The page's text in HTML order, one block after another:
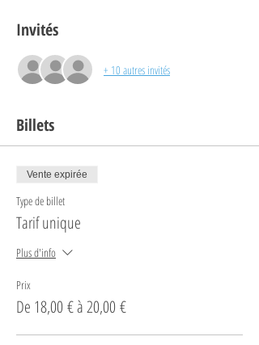
Invités
+ 10 autres invités
Billets
Vente expirée
Type de billet
Tarif unique
Plus d'info
Prix
De 18,00 € à 20,00 €